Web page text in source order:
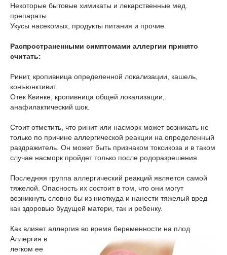
Некоторые бытовые химикаты и лекарственные мед.
препараты.
Укусы насекомых, продукты питания и прочие.
Распространенными симптомами аллергии принято
считать:
Ринит, кропивница определенной локализации, кашель,
конъюнктивит.
Отек Квинке, кропивница общей локализации,
анафилактический шок.
Стоит отметить, что ринит или насморк может возникать не
только по причине аллергической реакции на определенный
раздражитель. Он может быть признаком токсикоза и в таком
случае насморк пройдет только после родоразрешения.
Последняя группа аллергический реакций является самой
тяжелой. Опасность их состоит в том, что они могут
возникнуть словно бы из ниоткуда и нанести тяжелый вред
как здоровью будущей матери, так и ребенку.
Как влияет аллергия во время беременности на плод
Аллергия в
легком ее